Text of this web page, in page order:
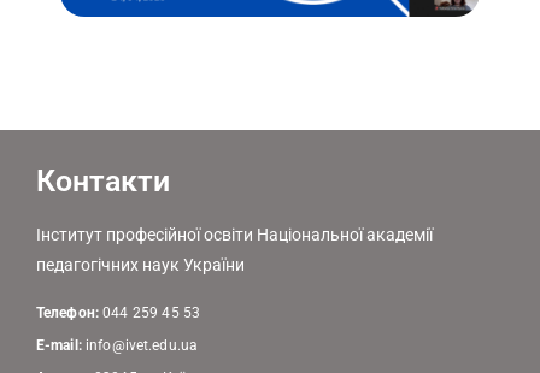
Контакти
Інститут професійної освіти Національної академії
педагогічних наук України
Телефон:044 259 45 53
E-mail: info@ivet.edu.ua